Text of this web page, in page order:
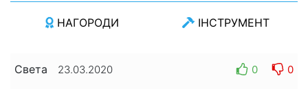
НАГОРОДИ ІНСТРУМЕНТ
Cвета 23.03.2020 0 0